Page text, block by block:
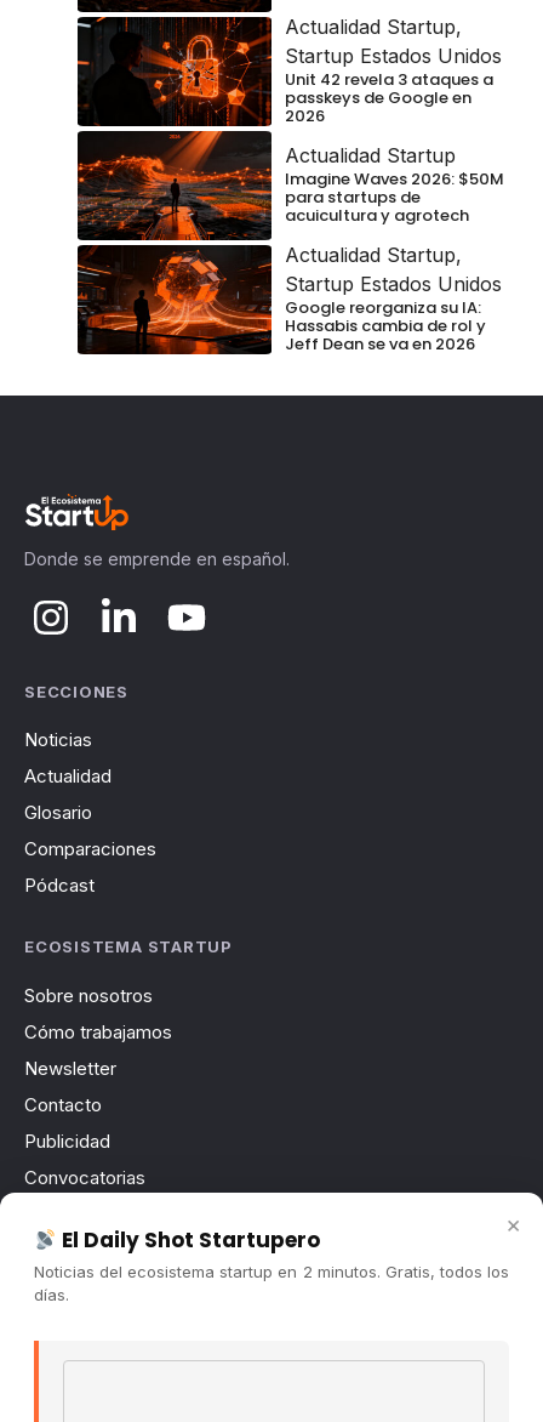
Actualidad Startup,
Startup Estados Unidos
Unit 42 revela 3 ataques a
passkeys de Google en
2026
Actualidad Startup
Imagine Waves 2026: $50M
para startups de
acuicultura y agrotech
Actualidad Startup,
Startup Estados Unidos
Google reorganiza su IA:
Hassabis cambia de rol y
Jeff Dean se va en 2026
Donde se emprende en español.
SECCIONES
Noticias
Actualidad
Glosario
Comparaciones
Pódcast
ECOSISTEMA STARTUP
Sobre nosotros
Cómo trabajamos
Newsletter
Contacto
Publicidad
Convocatorias
COMUNIDAD
Comunidad (Skool) ↗
Es La Hora de Aprender ↗
×
El Daily Shot Startupero
Noticias del ecosistema startup en 2 minutos. Gratis, todos los
días.